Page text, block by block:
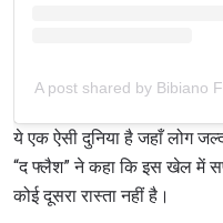
A post shared by Bibiano
ये एक ऐसी दुनिया है जहाँ लोग
“द फ्लैश” ने कहा कि इस खेल में
कोई दूसरा रास्ता नहीं है।